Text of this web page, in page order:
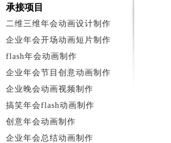
承接项目
二维三维年会动画设计制作
企业年会开场动画短片制作
flash年会动画制作
企业年会节目创意动画制作
企业晚会动画视频制作
搞笑年会flash动画制作
创意年会动画制作
企业年会总结动画制作